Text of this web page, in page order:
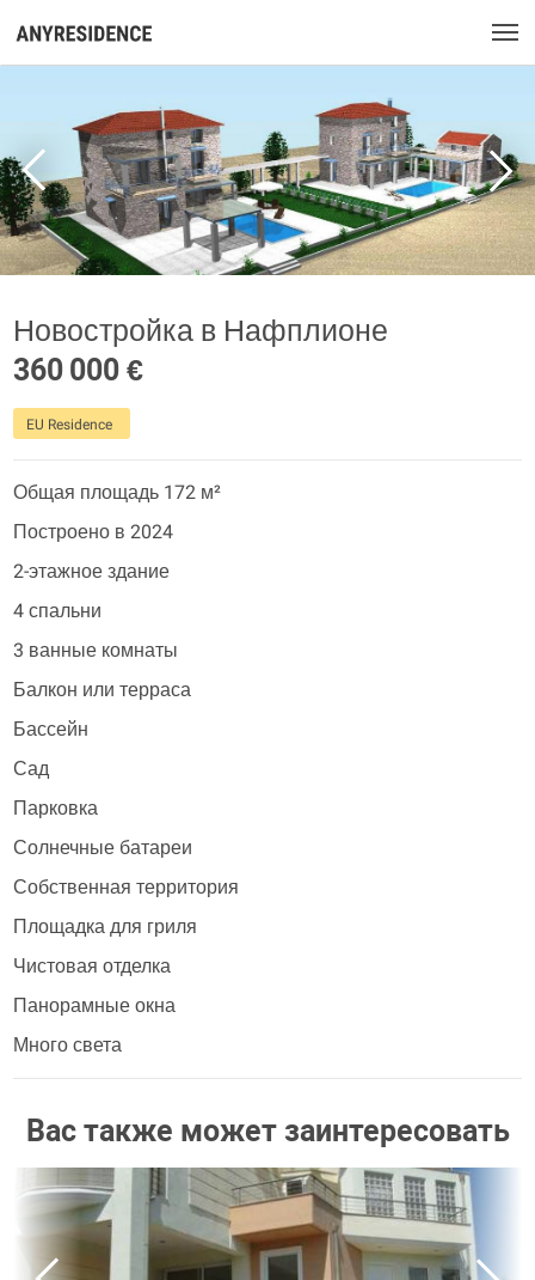
Новостройка в Нафплионе
360 000 €
EU Residence
Общая площадь 172 м²
Построено в 2024
2-этажное здание
4 спальни
3 ванные комнаты
Балкон или терраса
Бассейн
Сад
Парковка
Солнечные батареи
Собственная территория
Площадка для гриля
Чистовая отделка
Панорамные окна
Много света
Вас также может заинтересовать